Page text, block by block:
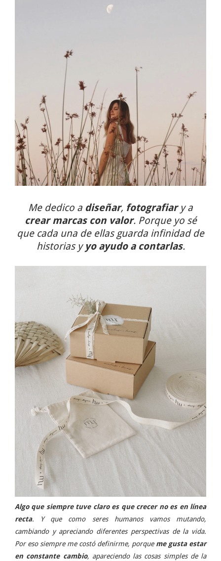
Me dedico a diseñar, fotografiary a
crear marcas con valor. Porque yo sé
que cada una de ellas guarda infinidad de
historias y yo ayudo a contarlas.
Algo que siempre tuve claro es que crecer no es en línea
recta. Y que como seres humanos vamos mutando,
cambiando y apreciando diferentes perspectivas de la vida.
Por eso siempre me costó definirme, porque me gusta estar
en constante cambio, apareciendo las cosas simples de la